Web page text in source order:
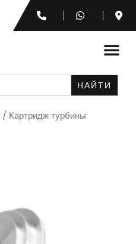
/ Картридж турбины